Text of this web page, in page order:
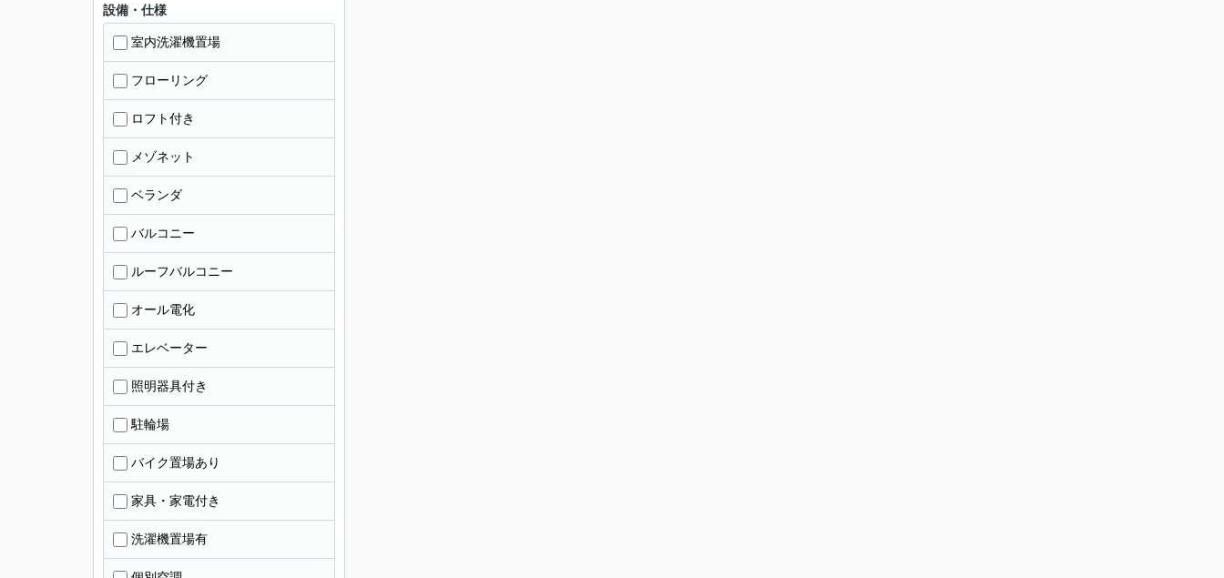
設備・仕様
室内洗濯機置場
フローリング
ロフト付き
メゾネット
ベランダ
バルコニー
ルーフバルコニー
オール電化
エレベーター
照明器具付き
駐輪場
バイク置場あり
家具・家電付き
洗濯機置場有